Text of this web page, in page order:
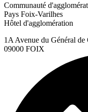
Communauté
Pays Foix-Varilhes
Hôtel d'agglomération
1A Avenue du Général de
09000 FOIX